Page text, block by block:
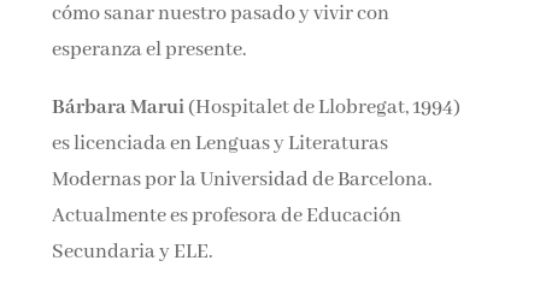
cómo sanar nuestro pasado y vivir con
esperanza el presente.
Bárbara Marui(Hospitalet de Llobregat, 1994)
es licenciada en Lenguas y Literaturas
Modernas por la Universidad de Barcelona.
Actualmente es profesora de Educación
Secundaria y ELE.